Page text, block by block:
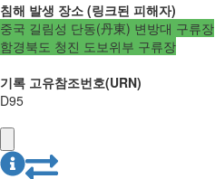
침해 발생 장소 (링크된 피해자)
중국 길림성 단동(丹東) 변방대 구류장
함경북도 청진 도보위부 구류장
기록 고유참조번호(URN)
D95